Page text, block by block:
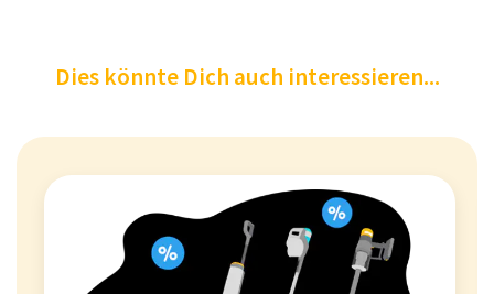
Dies könnte Dich auch interessieren...